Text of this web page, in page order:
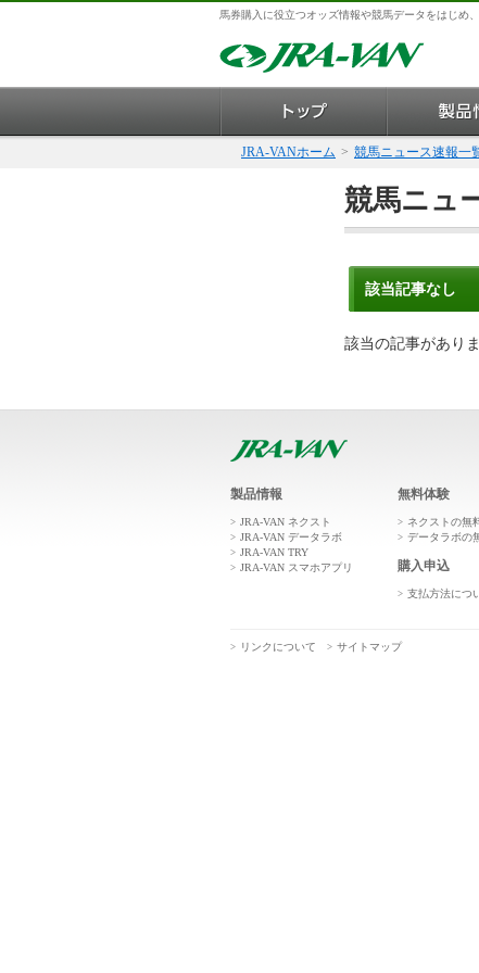
馬券購入に役立つオッズ情報や競馬データをはじめ
JRA-VANホーム > 競馬ニュース速報一
競馬ニュ
該当記事なし
該当の記事がありま
製品情報
JRA-VAN ネクスト
JRA-VAN データラボ
JRA-VAN TRY
JRA-VAN スマホアプリ
無料体験
ネクストの無
データラボの
購入申込
支払方法につ
リンクについて サイトマップ